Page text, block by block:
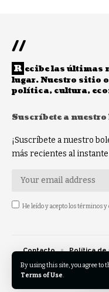
By using this site, you agree to
Terms of Use.
//
R ecibe las últimas
lugar. Nuestro sitio
política, cultura,
Suscríbete a
¡Suscríbete a nuestro
más recientes al
He leído y acepto los términos
Contacto Política de